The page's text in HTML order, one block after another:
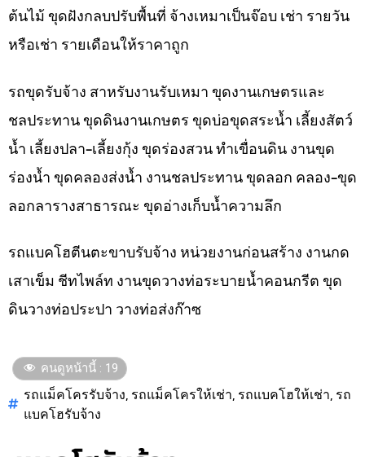
ต้นไม้ ขุดฝังกลบปรับพื้นที่ จ้างเหมาเป็นจ๊อบ เช่า รายวัน
หรือเช่า รายเดือนให้ราคาถูก
รถขุดรับจ้าง สาหรับงานรับเหมา ขุดงานเกษตรและ
ชลประทาน ขุดดินงานเกษตร ขุดบ่อขุดสระน้ำ เลี้ยงสัตว์
น้ำ เลี้ยงปลา-เลี้ยงกุ้ง ขุดร่องสวน ทำเขื่อนดิน งานขุด
ร่องน้ำ ขุดคลองส่งน้ำ งานชลประทาน ขุดลอก คลอง-ขุด
ลอกลารางสาธารณะ ขุดอ่างเก็บน้ำความลึก
รถแบคโฮตีนตะขาบรับจ้าง หน่วยงานก่อนสร้าง งานกด
เสาเข็ม ชีทไพล์ท งานขุดวางท่อระบายน้ำคอนกรีต ขุด
ดินวางท่อประปา วางท่อส่งก๊าซ
คนดูหน้านี้ : 19
รถแม็คโครรับจ้าง, รถแม็คโครให้เช่า, รถแบคโฮให้เช่า, รถ
แบคโฮรับจ้าง